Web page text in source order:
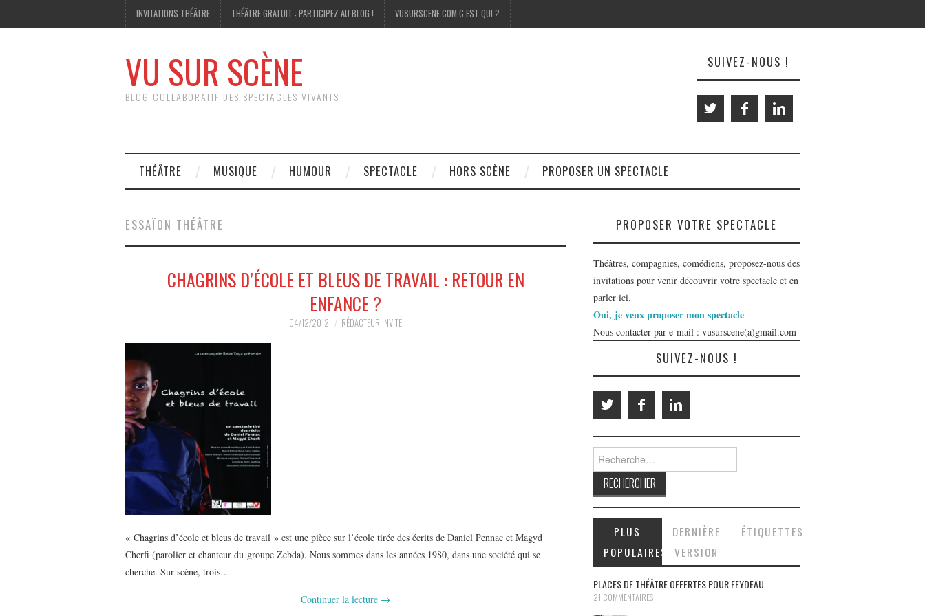
INVITATIONS THÉÂTRE THÉÂTRE GRATUIT : PARTICIPEZ AU BLOG ! VUSURSCENE.COM C’EST QUI ?
VU SUR SCÈNE
BLOG COLLABORATIF DES SPECTACLES VIVANTS
SUIVEZ-NOUS !
THÉÂTRE MUSIQUE HUMOUR SPECTACLE HORS SCÈNE PROPOSER UN SPECTACLE
ESSAÏON THÉÂTRE
CHAGRINS D’ÉCOLE ET BLEUS DE TRAVAIL : RETOUR EN
ENFANCE ?
04/12/2012 RÉDACTEUR INVITÉ
« Chagrins d’école et bleus de travail » est une pièce sur l’école tirée des écrits de Daniel Pennac et Magyd
Cherfi (parolier et chanteur du groupe Zebda). Nous sommes dans les années 1980, dans une société qui se
cherche. Sur scène, trois…
Continuer la lecture →
PROPOSER VOTRE SPECTACLE
Théâtres, compagnies, comédiens, proposez-nous des
invitations pour venir découvrir votre spectacle et en
parler ici.
Oui, je veux proposer mon spectacle
Nous contacter par e-mail : vusurscene(a)gmail.com
SUIVEZ-NOUS !
Rechercher :
PLUS
POPULAIRES
DERNIÈRE
VERSION
ÉTIQUETTES
PLACES DE THÉÂTRE OFFERTES POUR FEYDEAU
21 COMMENTAIRES